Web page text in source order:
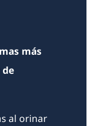
más
al orinar